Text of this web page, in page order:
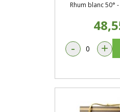
Rhum blanc 50°
- +